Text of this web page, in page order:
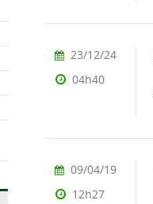
23/12/24
04h40
09/04/19
12h27